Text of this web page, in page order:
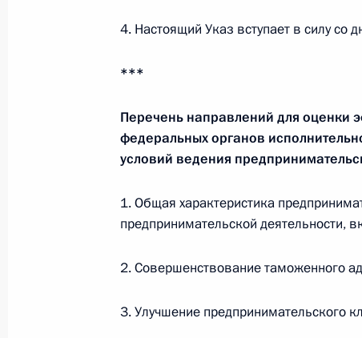
9 сентября 2012 года, 09:00 Владивосток
8 сентября 2012 года, суббота
Встреча с госсекретарём США
8 сентября 2012 года, 14:00 Владивосток
4. Настоящий Указ вступает в силу со
***
Перечень направлений для оценки
федеральных органов
условий ведения
1. Общая характеристика
предпринимательской деятельности,
2. Совершенствование таможенного
3. Улучшение предпринимательского